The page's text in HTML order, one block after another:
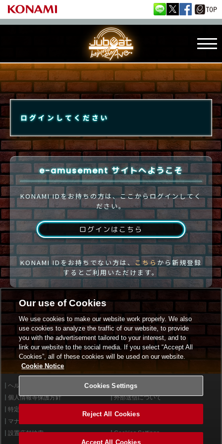
ログインしてください
e-amusement サイトへようこそ
KONAMI IDをお持ちの方は、ここからログインしてく
ださい。
ログインはこちら
KONAMI IDをお持ちでない方は、 こちらから新規登録
するとご利用いただけます。
ヘルプ
利用規約
個人情報等保護方針
外部送信について
特定商取引法に基づく表示
マナー＆ルール
設置店舗検索
Cookies Settings
Our use of Cookies
We use cookies to make our website work properly. We also
use cookies to analyze the traffic of our website, to provide
you with the advertisement tailored to your interest, and to
link our website to the social media. If you select “Accept All
Cookies”, all of these cookies will be used on our website.
Cookie Notice
Cookies Settings
Reject All Cookies
Accept All Cookies